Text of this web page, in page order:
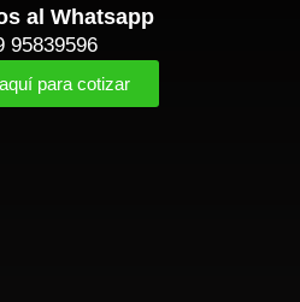
al Whatsapp
95839596
para cotizar